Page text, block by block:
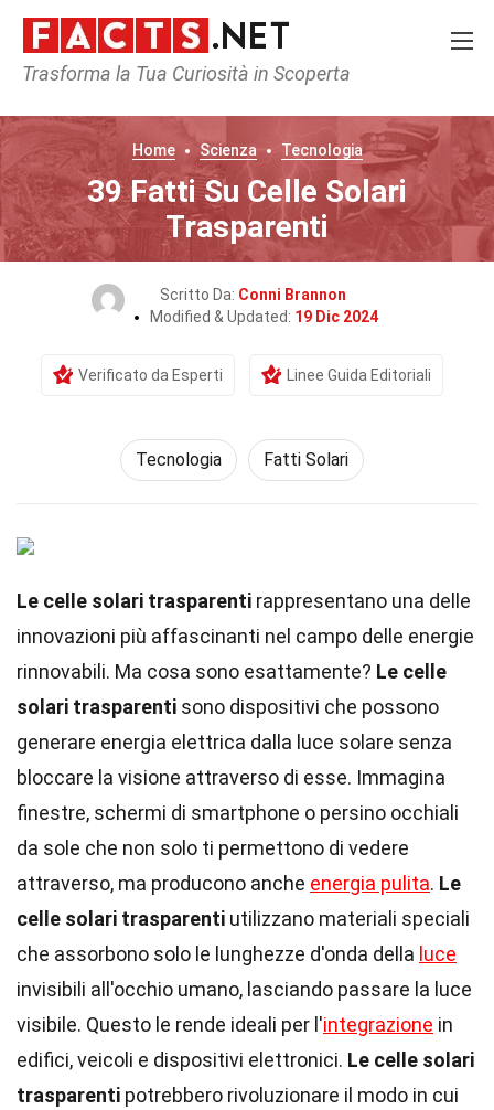
Trasforma la Tua Curiosità in Scoperta
Home Scienza Tecnologia
39 Fatti Su Celle Solari
Trasparenti
Scritto Da: Conni Brannon
Modified & Updated: 19 Dic 2024
Verificato da Esperti Linee Guida Editoriali
Tecnologia Fatti Solari
Le celle solari trasparenti rappresentano una delle
innovazioni più affascinanti nel campo delle energie
rinnovabili. Ma cosa sono esattamente? Le celle
solari trasparenti sono dispositivi che possono
generare energia elettrica dalla luce solare senza
bloccare la visione attraverso di esse. Immagina
finestre, schermi di smartphone o persino occhiali
da sole che non solo ti permettono di vedere
attraverso, ma producono anche energia pulita. Le
celle solari trasparenti utilizzano materiali speciali
che assorbono solo le lunghezze d'onda della luce
invisibili all'occhio umano, lasciando passare la luce
visibile. Questo le rende ideali per l'integrazione in
edifici, veicoli e dispositivi elettronici. Le celle solari
trasparenti potrebbero rivoluzionare il modo in cui